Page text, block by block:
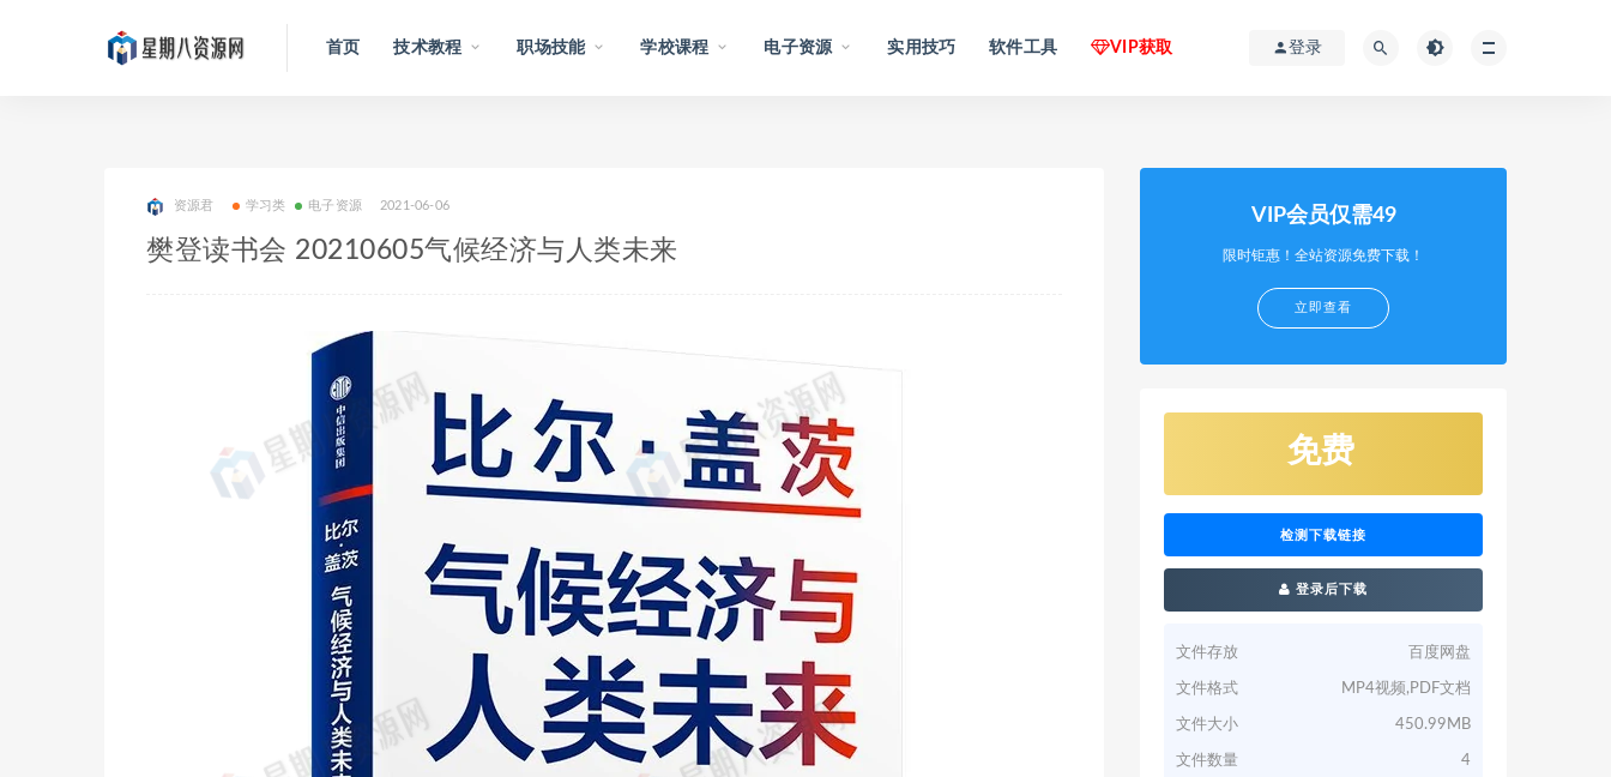
首页 技术教程 职场技能 学校课程 电子资源 实用技巧 软件工具 VIP获取 登录
资源君 学习类 电子资源 2021-06-06
樊登读书会 20210605气候经济与人类未来
VIP会员仅需49
限时钜惠！全站资源免费下载！
立即查看
免费
检测下载链接
登录后下载
文件存放 百度网盘
文件格式 MP4视频,PDF文档
文件大小 450.99MB
文件数量 4